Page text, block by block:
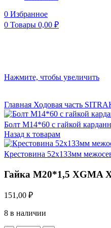
0 Избранное
0 Товары 0,00 ₽
Нажмите, чтобы увеличить
Главная Ходовая часть
Болт М14*60 с гайкой
Назад к товарам
Крестовина 52х133мм
Гайка M20*1,5 XGMA
151,00 ₽
8 в наличии